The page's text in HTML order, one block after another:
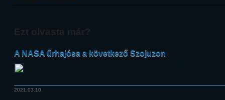
Ezt olvasta már?
A NASA űrhajósa a következő Szojuzon
2021.03.10.